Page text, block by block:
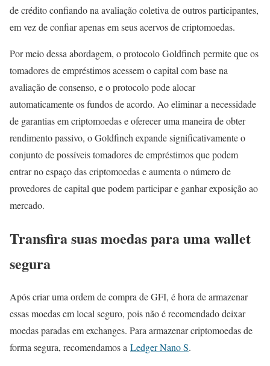
de crédito confiando na avaliação coletiva de outros participantes,
em vez de confiar apenas em seus acervos de criptomoedas.
Por meio dessa abordagem, o protocolo Goldfinch permite que os
tomadores de empréstimos acessem o capital com base na
avaliação de consenso, e o protocolo pode alocar
automaticamente os fundos de acordo. Ao eliminar a necessidade
de garantias em criptomoedas e oferecer uma maneira de obter
rendimento passivo, o Goldfinch expande significativamente o
conjunto de possíveis tomadores de empréstimos que podem
entrar no espaço das criptomoedas e aumenta o número de
provedores de capital que podem participar e ganhar exposição ao
mercado.
Transfira suas moedas para uma wallet
segura
Após criar uma ordem de compra de GFI, é hora de armazenar
essas moedas em local seguro, pois não é recomendado deixar
moedas paradas em exchanges. Para armazenar criptomoedas de
forma segura, recomendamos a Ledger Nano S.